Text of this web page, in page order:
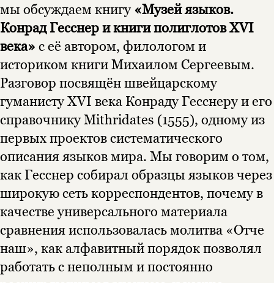
мы обсуждаем книгу «Музей языков.
Конрад Гесснер и книги полиглотов XVI
века» с её автором, филологом и
историком книги Михаилом Сергеевым.
Разговор посвящён швейцарскому
гуманисту XVI века Конраду Гесснеру и его
справочнику Mithridates (1555), одному из
первых проектов систематического
описания языков мира. Мы говорим о том,
как Гесснер собирал образцы языков через
широкую сеть корреспондентов, почему в
качестве универсального материала
сравнения использовалась молитва «Отче
наш», как алфавитный порядок позволял
работать с неполным и постоянно
Этой книги временно